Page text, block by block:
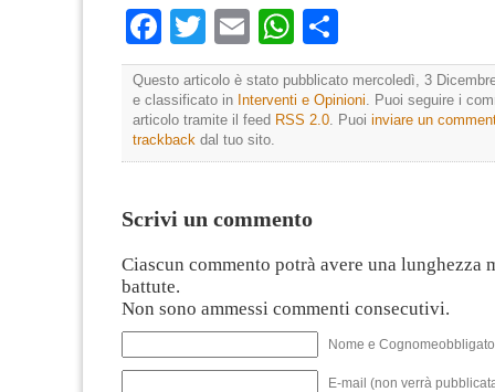
Facebook
TwitterEmailWhatsApp
Questo articolo è stato pubblicato mercoledì, 3
e classificato in Interventi e Opinioni . Puoi seguire i
articolo tramite il feed RSS 2.0 . Puoi inviare un
trackback dal tuo sito.
Scrivi un commento
Ciascun commento potrà avere una lunghezza
battute.
Non sono ammessi commenti consecutivi.
Nome e
E-mail (non verrà